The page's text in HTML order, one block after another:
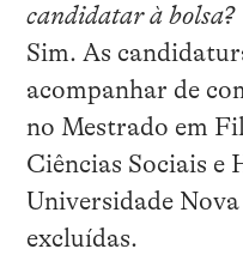
candidatar à bolsa?
Sim. As
acompanhar de
no Mestrado em
Ciências Sociais e
Universidade
excluídas.